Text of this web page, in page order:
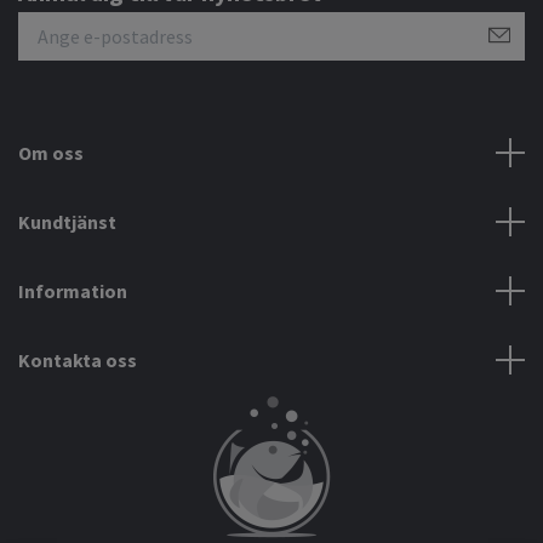
Om oss
Kundtjänst
Information
Kontakta oss